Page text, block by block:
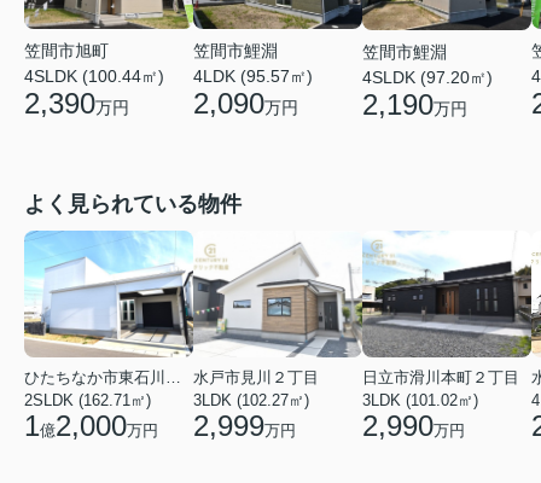
笠間市旭町
4SLDK (100.44㎡)
2,390万円
笠間市鯉淵
4LDK (95.57㎡)
2,090万円
笠間市鯉淵
4SLDK (97.20㎡)
2,190万円
よく見られている物件
2SLDK (162.71㎡)
1億2,000万円
水戸市見川２丁目
3LDK (102.27㎡)
2,999万円
日立市滑川本町２丁目
3LDK (101.02㎡)
2,990万円